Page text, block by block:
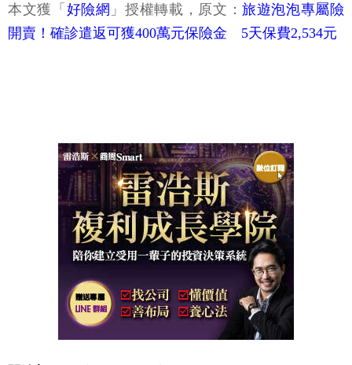
本文獲「 好險網 」授權轉載，原文：旅遊泡泡專屬險
開賣！確診遣返可獲400萬元保險金 5天保費2,534元